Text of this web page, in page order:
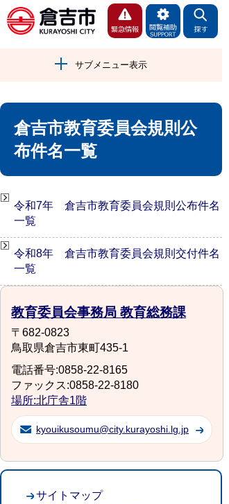
サブメニュー表示
倉吉市教育委員会規則公
布件名一覧
令和7年 倉吉市教育委員会規則公布件名
一覧
令和8年 倉吉市教育委員会規則交付件名
一覧
教育委員会事務局 教育総務課
〒682-0823
鳥取県倉吉市東町435-1
電話番号:0858-22-8165
ファックス:0858-22-8180
場所:北庁舎1階
kyouikusoumu@city.kurayoshi.lg.jp
サイトマップ